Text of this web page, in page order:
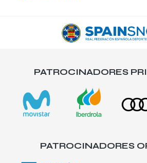
PATROCINADORES
PATROCINADORES